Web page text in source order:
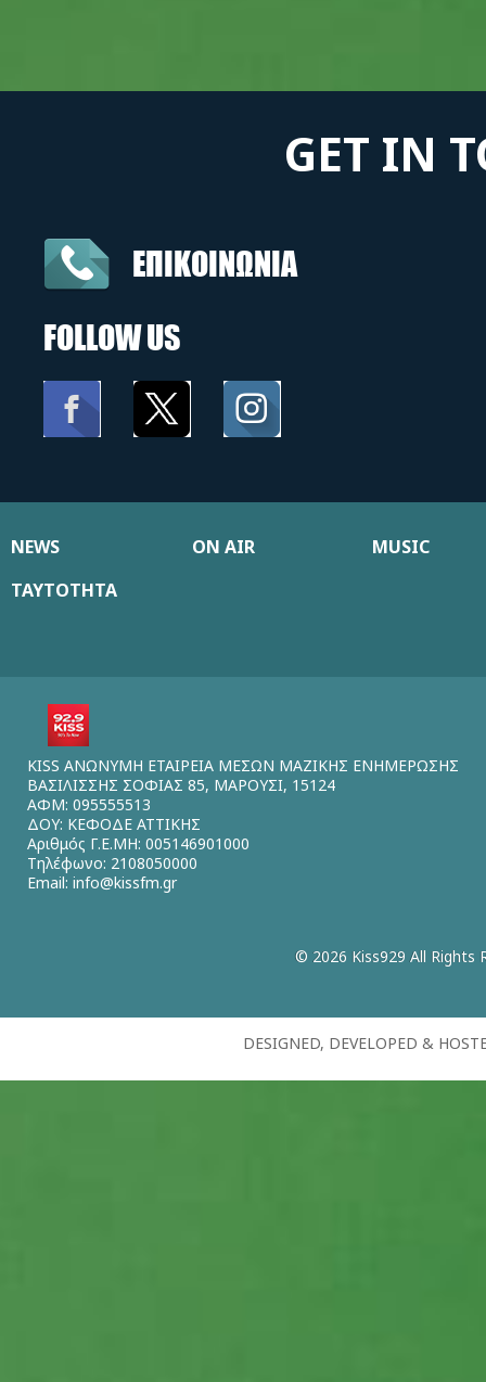
GET IN
ΕΠΙΚΟΙΝΩΝΙΑ
FOLLOW US
NEWS ON AIR
MUSIC
ΤΑΥΤΟΤΗΤΑ
KISS ΑΝΩΝΥΜΗ ΕΤΑΙΡΕΙΑ ΜΕΣΩΝ ΜΑΖΙΚΗΣ ΕΝΗΜΕΡΩΣΗΣ
ΒΑΣΙΛΙΣΣΗΣ ΣΟΦΙΑΣ 85, ΜΑΡΟΥΣΙ, 15124
ΑΦΜ: 095555513
ΔΟΥ: ΚΕΦΟΔΕ ΑΤΤΙΚΗΣ
Αριθμός Γ.Ε.ΜΗ: 005146901000
Τηλέφωνο: 2108050000
Email: info@kissfm.gr
© 2026 Kiss929 All Rights
DESIGNED, DEVELOPED &